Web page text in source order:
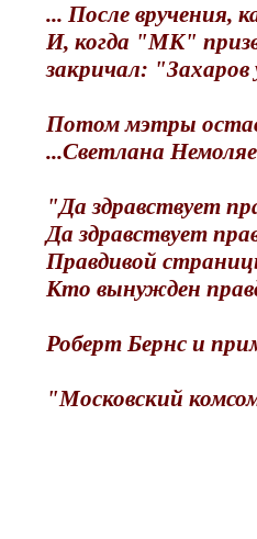
... После вручения,
И, когда "МК"
закричал: "Захаров
Потом мэтры
...Светлана
"Да здравствует
Да здравствует
Правдивой
Кто вынужден
Роберт Бернс и
"Московский